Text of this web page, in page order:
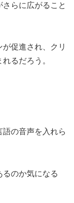
らに広がること
促進され、クリ
るだろう。
の音声を入れら
のか気になる